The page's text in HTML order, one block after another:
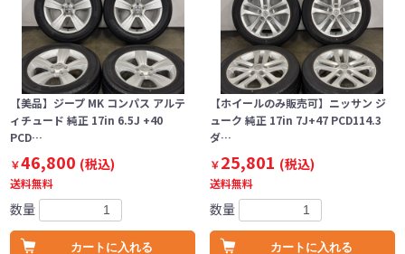
【美品】ジープ MK コンパス アルテ
ィチュード 純正 17in 6.5J +40
PCD…
￥46,800 (税込)
送料無料
数量
カートに入れる
【ホイールのみ販売可】ニッサン ジ
ューク 純正 17in 7J+47 PCD114.3
ダ…
￥25,801 (税込)
送料無料
数量
カートに入れる